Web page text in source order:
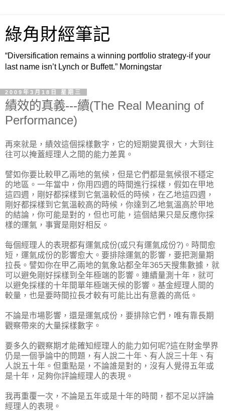
綠角財經筆記
“Diversification remains a winning portfolio strategy-if your
last name isn’t Lynch or Buffett.” Morningstar
2009年3月18日 星期三
績效的真義---續(The Real Meaning of
Performance)
再來就是，績效這個採樣數字，它的短期變異很大，大到往
往可以掩蓋經理人之間的能力差異。
譬如你要比較甲乙兩地的氣候，但是它們都是氣候很不穩定
的地區。一年當中，你用四週的時間進行採樣，假如在甲地
這四週，剛好都採樣到它氣溫較低的時候，在乙地這四週，
剛好都採樣到它氣溫較高的時候，你達到乙地氣溫高於甲地
的結論，你可能是對的，但也可能，這個結果只是反應你採
樣的運氣，事實是剛好相反。
每個經理人的表現都有運氣成份(或只有運氣成份?)。時間愈
短，運氣成份的影響愈大。要排除運氣的影響，要把測量期
拉長。譬如你在甲乙兩地的氣象站都全年365天搜集數據，就
可以避免剛好採樣到全年極端的影響。連續量測十年，就可
以避免採樣的十年間單年極端天候的影響。基金經理人間的
較量，也是要時間拉長才較有可能比出有意義的高低。
不論是市場影響，還是運氣成份，要排除它們，唯有靠長期
觀察帶來的大量採樣數字。
要多久的觀察期才能確知經理人的能力如何呢?這在財金學界
仍是一個爭論中的問題，有人說二十年、有人說三十年、有
人說五十年。但重點是，不論誰是對的，沒有人覺得五年或
是十年，足夠你評論經理人的表現。
我再重覆一次，不論是五年或是十年的時間，都不足以評論
經理人的表現。